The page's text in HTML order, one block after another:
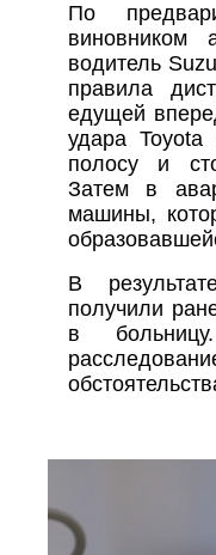
По
виновником
водитель
правила
едущей
удара Toyota
полосу и
Затем в
машины,
В
получили
в